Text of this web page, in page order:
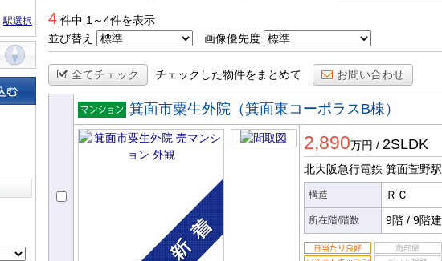
駅選択
4 件中 1～4件を表示
並び替え
画像優先度
全てチェック チェックした物件をまとめて お問い合わせ
売マンシ
ョン
箕面市粟生外院（箕面東コーポラスB棟）
2,890万円 / 2SLDK
北大阪急行電鉄 箕面萱野駅
構造 ＲＣ
所在階/階数 9階 / 9階建